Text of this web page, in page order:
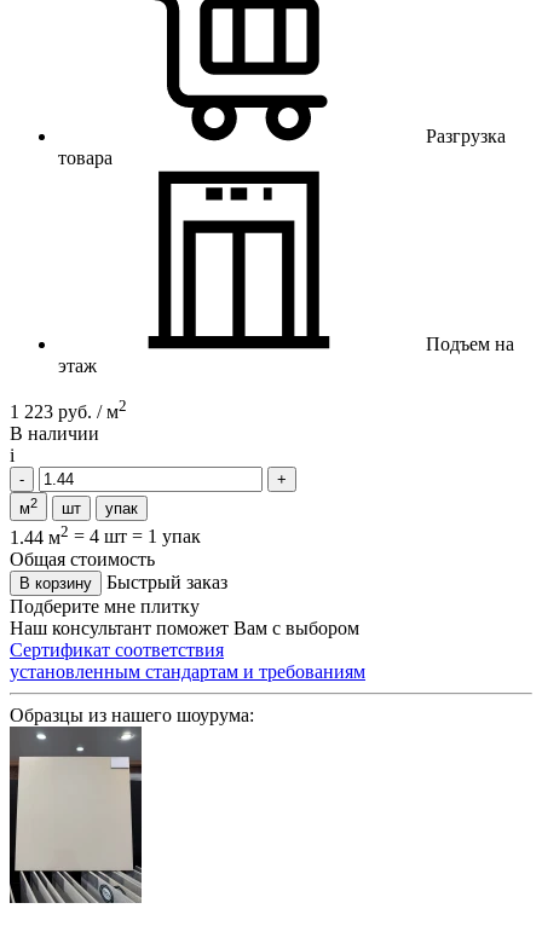
Разгрузка
товара
Подъем на
этаж
1 223 руб. / м2
В наличии
i
м2 шт упак
1.44 м2 = 4 шт = 1 упак
Общая стоимость
В корзину
Быстрый заказ
Подберите мне плитку
Наш консультант поможет Вам с выбором
Сертификат соответствия
установленным стандартам и требованиям
Образцы из нашего шоурума: